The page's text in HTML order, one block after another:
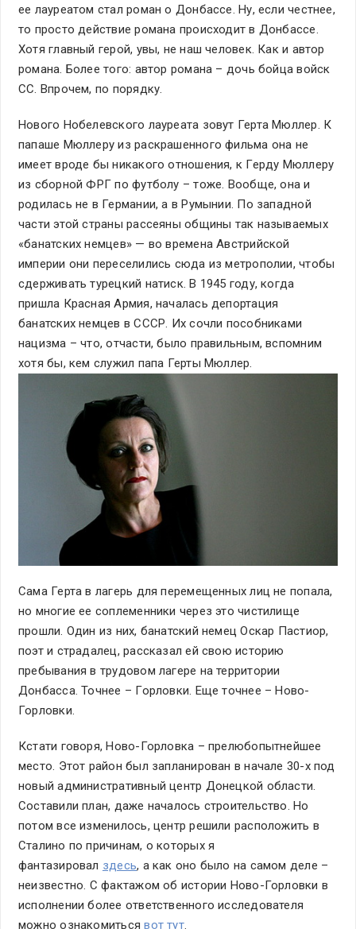
ее лауреатом стал роман о Донбассе. Ну, если честнее,
то просто действие романа происходит в Донбассе.
Хотя главный герой, увы, не наш человек. Как и автор
романа. Более того: автор романа – дочь бойца войск
СС. Впрочем, по порядку.
Нового Нобелевского лауреата зовут Герта Мюллер. К
папаше Мюллеру из раскрашенного фильма она не
имеет вроде бы никакого отношения, к Герду Мюллеру
из сборной ФРГ по футболу – тоже. Вообще, она и
родилась не в Германии, а в Румынии. По западной
части этой страны рассеяны общины так называемых
«банатских немцев» — во времена Австрийской
империи они переселились сюда из метрополии, чтобы
сдерживать турецкий натиск. В 1945 году, когда
пришла Красная Армия, началась депортация
банатских немцев в СССР. Их сочли пособниками
нацизма – что, отчасти, было правильным, вспомним
хотя бы, кем служил папа Герты Мюллер.
Сама Герта в лагерь для перемещенных лиц не попала,
но многие ее соплеменники через это чистилище
прошли. Один из них, банатский немец Оскар Пастиор,
поэт и страдалец, рассказал ей свою историю
пребывания в трудовом лагере на территории
Донбасса. Точнее – Горловки. Еще точнее – Ново-
Горловки.
Кстати говоря, Ново-Горловка – прелюбопытнейшее
место. Этот район был запланирован в начале 30-х под
новый административный центр Донецкой области.
Составили план, даже началось строительство. Но
потом все изменилось, центр решили расположить в
Сталино по причинам, о которых я
фантазировал здесь, а как оно было на самом деле –
неизвестно. С фактажом об истории Ново-Горловки в
исполнении более ответственного исследователя
можно ознакомитьсявот тут.